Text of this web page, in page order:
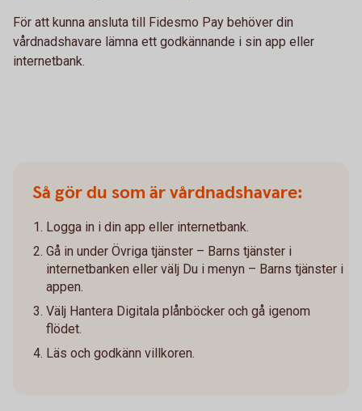
För att kunna ansluta till Fidesmo Pay behöver din
vårdnadshavare lämna ett godkännande i sin app eller
internetbank.
Så gör du som är vårdnadshavare:
Logga in i din app eller internetbank.
Gå in under Övriga tjänster – Barns tjänster i
internetbanken eller välj Du i menyn – Barns tjänster i
appen.
Välj Hantera Digitala plånböcker och gå igenom
flödet.
Läs och godkänn villkoren.